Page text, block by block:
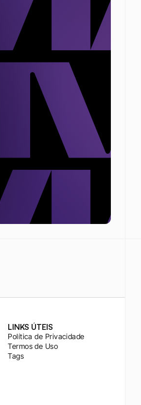
LINKS ÚTEIS
Política de Privacidade
Termos de Uso
Tags